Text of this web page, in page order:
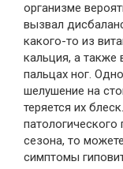
организме
вызвал
какого-то из
кальция, а
пальцах ног.
шелушение на
теряется их
сезона, то
симптомы